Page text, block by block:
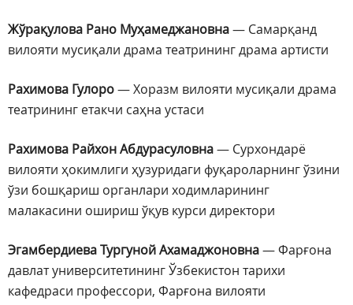
Жўрақулова Рано Муҳамеджановна— Самарқанд
вилояти мусиқали драма театрининг драма артисти
Рахимова Гулоро— Хоразм вилояти мусиқали драма
театрининг етакчи саҳна устаси
Рахимова Райхон Абдурасуловна— Сурхондарё
вилояти ҳокимлиги ҳузуридаги фуқароларнинг ўзини
ўзи бошқариш органлари ходимларининг
малакасини ошириш ўқув курси директори
Эгамбердиева Тургуной Ахамаджоновна— Фарғона
давлат университетининг Ўзбекистон тарихи
кафедраси профессори, Фарғона вилояти